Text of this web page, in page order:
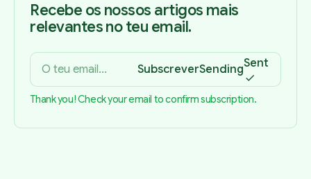
Recebe os nossos artigos mais
relevantes no teu email.
SubscreverSendingSent
Thank you! Check your email to confirm subscription.